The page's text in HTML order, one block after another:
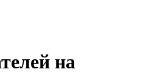
на